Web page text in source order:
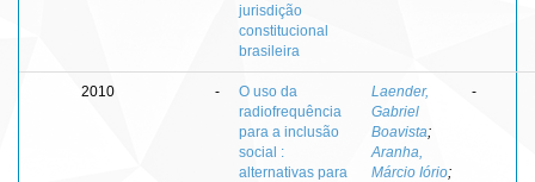
jurisdição
constitucional
brasileira
2010 -
O uso da
radiofrequência
para a inclusão
social :
alternativas para
Laender,
Gabriel
Boavista;
Aranha,
Márcio Iório;
-